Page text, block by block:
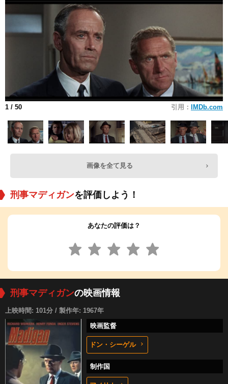
1 / 50 引用： IMDb.com
画像を全て見る
刑事マディガンを評価しよう！
あなたの評価は？
刑事マディガンの映画情報
上映時間: 101分 / 製作年: 1967年
映画監督
ドン・シーゲル
制作国